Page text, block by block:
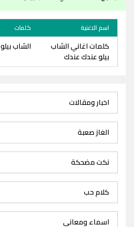
اسم الاغنية كلمات
كلمات اغاني الشاب
بيلو عندك عندك
الشاب بيلو
اخبار ومقالات
الغاز صعبة
نكت مضحكة
كلام حب
اسماء ومعاني